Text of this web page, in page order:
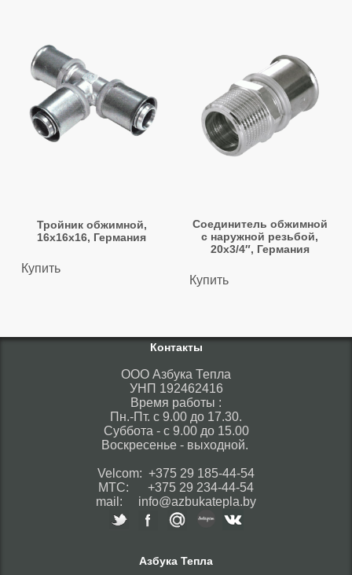
Тройник обжимной,
16х16х16, Германия
Купить
Соединитель обжимной
с наружной резьбой,
20х3/4″, Германия
Купить
Контакты
ООО Азбука Тепла
УНП 192462416
Время работы :
Пн.-Пт. с 9.00 до 17.30.
Суббота - с 9.00 до 15.00
Воскресенье - выходной.
Velcom: +375 29 185-44-54
МТС: +375 29 234-44-54
mail: info@azbukatepla.by
Азбука Тепла